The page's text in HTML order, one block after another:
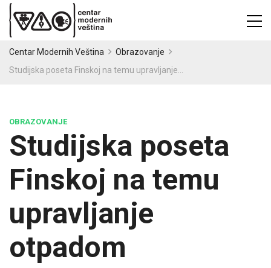
Centar Modernih Veština
Obrazovanje
OBRAZOVANJE
Studijska poseta
Finskoj na temu
upravljanje
otpadom